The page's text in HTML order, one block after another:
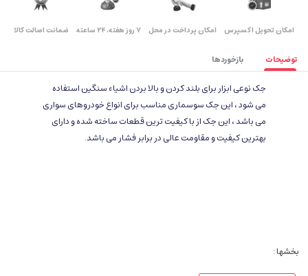
اﻣﮑﺎن ﺗﺤﻮﯾﻞ اﮐﺴﭙﺮس امکان پرداخت در محل ۷ روز ﻫﻔﺘﻪ، ۲۴ ﺳﺎﻋﺘﻪ ضمانت اصالت کالا
توضیحات بازخوردها
جک نوعی ابزار برای بلند کردن و بالا بردن اشیاء سنگین استفاده
می شود ، این جک سوسماری مناسب برای انواع خودروهای سواری
می باشد ، این جک از با کیفیت ترین قطعات ساخته شده و دارای
بهترین کیفیت و مقاومت عالی در برابر فشار می باشد.
بخشها :